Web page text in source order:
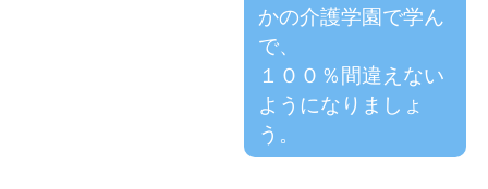
かの介護学園で学ん
で、
１００％間違えない
ようになりましょ
う。